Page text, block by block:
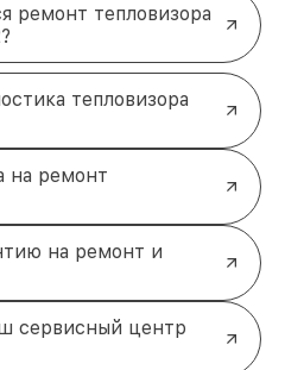
ремонт тепловизора
тепловизора
на ремонт
на ремонт и
сервисный центр